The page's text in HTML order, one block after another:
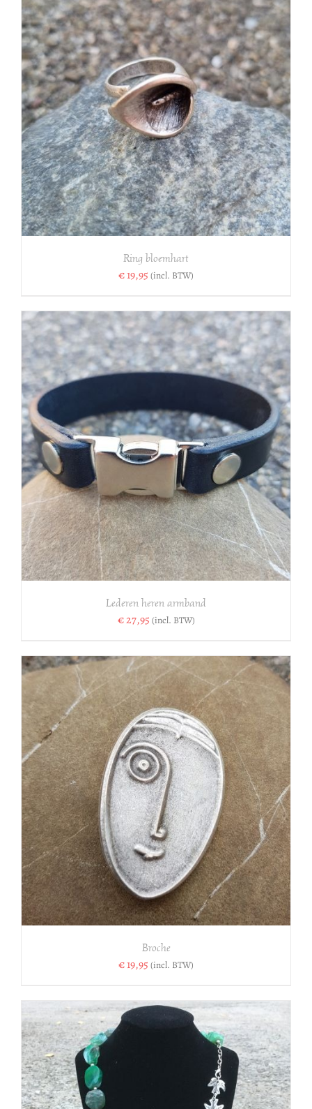
Ring bloemhart
€19,95 (incl. BTW)
Lederen heren armband
€27,95 (incl. BTW)
Broche
€19,95 (incl. BTW)